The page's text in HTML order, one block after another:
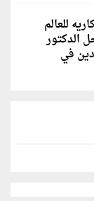
للعالم
الدكتور
في